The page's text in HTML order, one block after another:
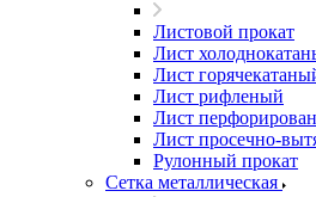
Листовой прокат
Лист
Лист
Лист рифленый
Лист
Лист просечно-
Рулонный прокат
Сетка металлическая